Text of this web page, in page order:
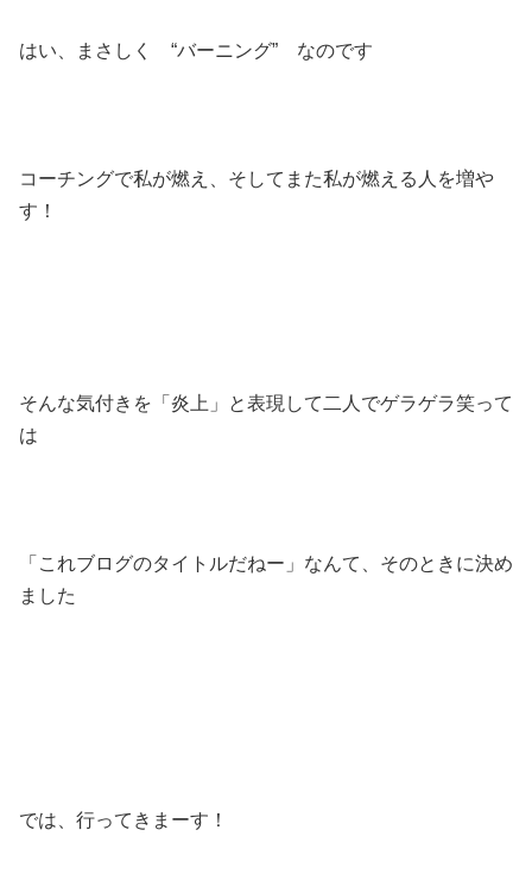
はい、まさしく “バーニング” なのです
コーチングで私が燃え、そしてまた私が燃える人を増や
す！
そんな気付きを「炎上」と表現して二人でゲラゲラ笑って
は
「これブログのタイトルだねー」なんて、そのときに決め
ました
では、行ってきまーす！